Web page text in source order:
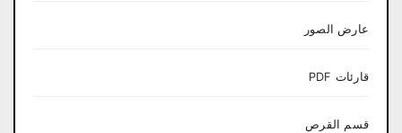
عارض الصور
قارئات PDF
قسم القرص